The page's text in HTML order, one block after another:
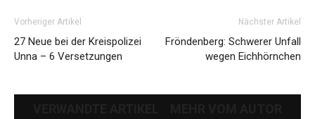
Vorheriger Artikel
27 Neue bei der Kreispolizei
Unna – 6 Versetzungen
Nächster Artikel
Fröndenberg: Schwerer Unfall
wegen Eichhörnchen